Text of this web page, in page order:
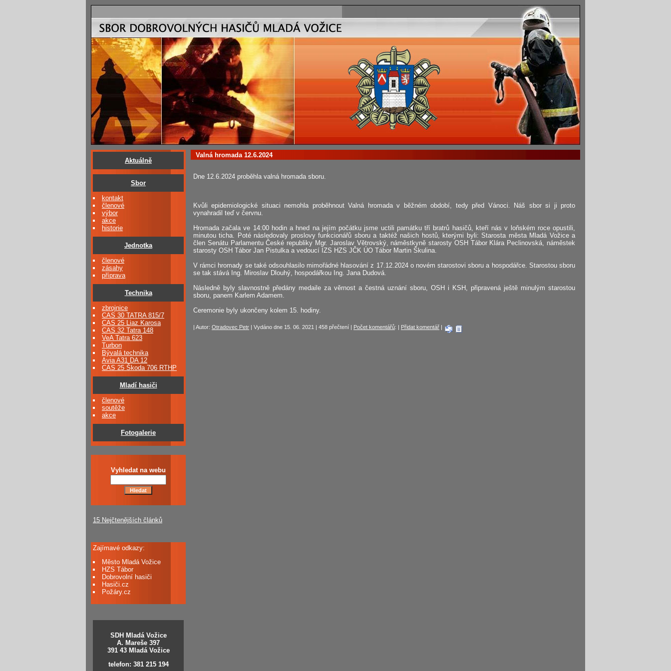
Aktuálně
Sbor
kontakt
členové
výbor
akce
historie
Jednotka
členové
zásahy
příprava
Technika
zbrojnice
CAS 30 TATRA 815/7
CAS 25 Liaz Karosa
CAS 32 Tatra 148
VeA Tatra 623
Turbon
Bývalá technika
Avia A31 DA 12
CAS 25 Škoda 706 RTHP
Mladí hasiči
členové
soutěže
akce
Fotogalerie
Vyhledat na webu
15 Nejčtenějších článků
Zajímavé odkazy:
Město Mladá Vožice
HZS Tábor
Dobrovolní hasiči
Hasiči.cz
Požáry.cz
SDH Mladá Vožice
A. Mareše 397
391 43 Mladá Vožice
telefon: 381 215 194
Valná hromada 12.6.2024
Dne 12.6.2024 proběhla valná hromada sboru.
Kvůli epidemiologické situaci nemohla proběhnout Valná hromada v běžném období, tedy před Vánoci. Náš sbor si ji proto
vynahradil teď v červnu.
Hromada začala ve 14:00 hodin a hned na jejím počátku jsme uctili památku tří bratrů hasičů, kteří nás v loňském roce opustili,
minutou ticha. Poté následovaly proslovy funkcionářů sboru a taktéž našich hostů, kterými byli: Starosta města Mladá Vožice a
člen Senátu Parlamentu České republiky Mgr. Jaroslav Větrovský, náměstkyně starosty OSH Tábor Klára Peclinovská, náměstek
starosty OSH Tábor Jan Pistulka a vedoucí IZS HZS JČK ÚO Tábor Martin Škulina.
V rámci hromady se také odsouhlasilo mimořádné hlasování z 17.12.2024 o novém starostovi sboru a hospodářce. Starostou sboru
se tak stává Ing. Miroslav Dlouhý, hospodářkou Ing. Jana Dudová.
Následně byly slavnostně předány medaile za věrnost a čestná uznání sboru, OSH i KSH, připravená ještě minulým starostou
sboru, panem Karlem Adamem.
Ceremonie byly ukončeny kolem 15. hodiny.
| Autor: Otradovec Petr | Vydáno dne 15. 06. 2021 | 458 přečtení | Počet komentářů: | Přidat komentář |